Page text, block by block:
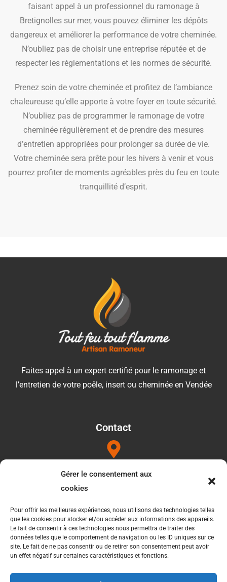
Gérer le consentement aux
cookies
Pour offrir les meilleures expériences, nous utilisons des technologies telles
que les cookies pour stocker et/ou accéder aux informations des appareils.
Le fait de consentir à ces technologies nous permettra de traiter des
données telles que le comportement de navigation ou les ID uniques sur ce
site. Le fait de ne pas consentir ou de retirer son consentement peut avoir
un effet négatif sur certaines caractéristiques et fonctions.
faisant appel à un professionnel du ramonage à
Bretignolles sur mer, vous pouvez éliminer les dépôts
dangereux et améliorer la performance de votre cheminée.
N’oubliez pas de choisir une entreprise réputée et de
respecter les réglementations et les normes de sécurité.
Prenez soin de votre cheminée et profitez de l’ambiance
chaleureuse qu’elle apporte à votre foyer en toute sécurité.
N’oubliez pas de programmer le ramonage de votre
cheminée régulièrement et de prendre des mesures
d’entretien appropriées pour prolonger sa durée de vie.
Votre cheminée sera prête pour les hivers à venir et vous
pourrez profiter de moments agréables près du feu en toute
tranquillité d’esprit.
Faites appel à un expert certifié pour le ramonage et
l’entretien de votre poêle, insert ou cheminée en Vendée
Contact
1052b les Touilleres 85440 Talmont saint hilaire
Téléphone
06 34 27 49 21